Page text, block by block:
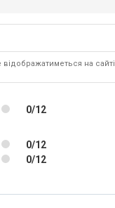
на сайті
0/12
0/12
0/12